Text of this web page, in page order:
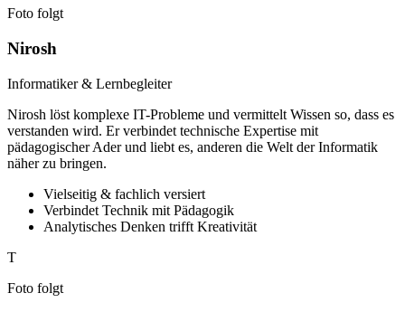
Foto folgt
Nirosh
Informatiker & Lernbegleiter
Nirosh löst komplexe IT-Probleme und vermittelt Wissen so, dass es
verstanden wird. Er verbindet technische Expertise mit
pädagogischer Ader und liebt es, anderen die Welt der Informatik
näher zu bringen.
Vielseitig & fachlich versiert
Verbindet Technik mit Pädagogik
Analytisches Denken trifft Kreativität
T
Foto folgt